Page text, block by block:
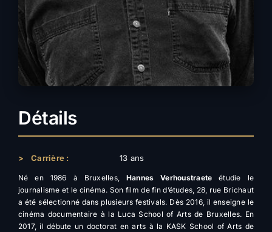
Détails
> Carrière : 13 ans
Né en 1986 à Bruxelles, Hannes Verhoustraete étudie le
journalisme et le cinéma. Son film de fin d’études, 28, rue Brichaut
a été sélectionné dans plusieurs festivals. Dès 2016, il enseigne le
cinéma documentaire à la Luca School of Arts de Bruxelles. En
2017, il débute un doctorat en arts à la KASK School of Arts de